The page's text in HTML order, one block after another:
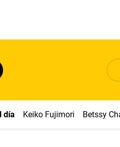
día Keiko Fujimori Betssy